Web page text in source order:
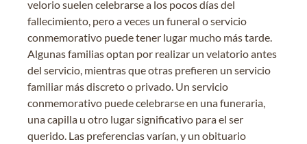
velorio suelen celebrarse a los pocos días del
fallecimiento, pero a veces un funeral o servicio
conmemorativo puede tener lugar mucho más tarde.
Algunas familias optan por realizar un velatorio antes
del servicio, mientras que otras prefieren un servicio
familiar más discreto o privado. Un servicio
conmemorativo puede celebrarse en una funeraria,
una capilla u otro lugar significativo para el ser
querido. Las preferencias varían, y un obituario